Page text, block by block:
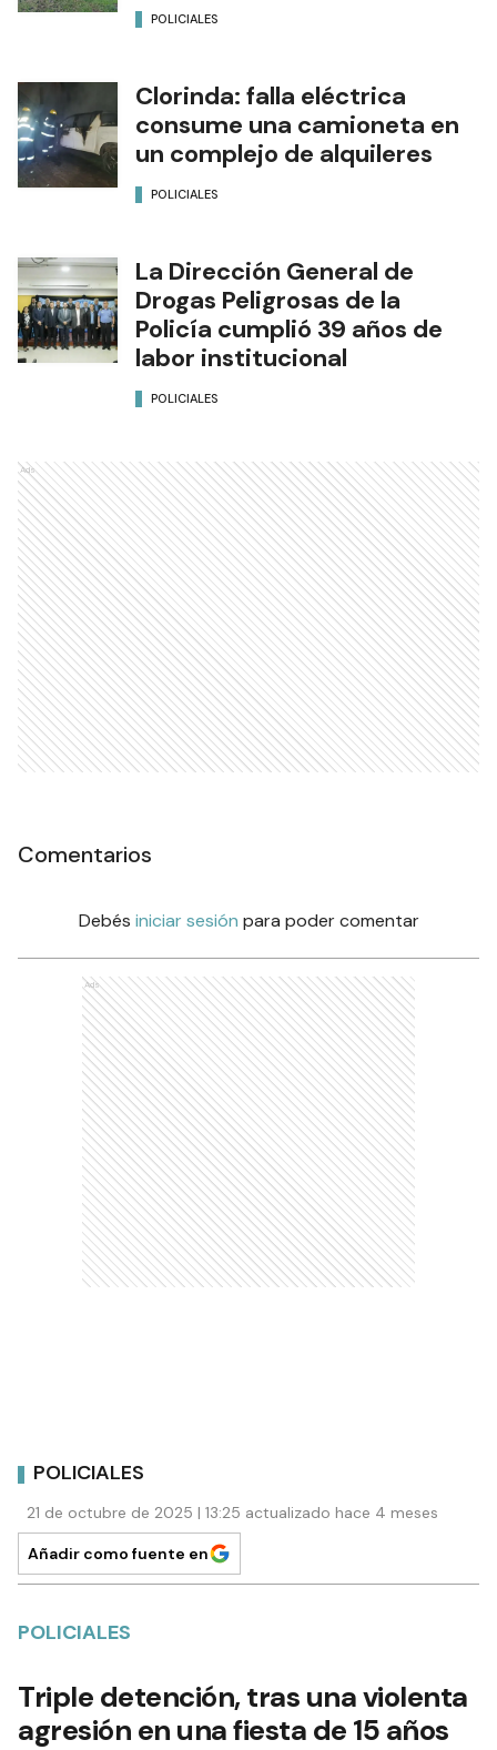
POLICIALES
Clorinda: falla eléctrica
consume una camioneta en
un complejo de alquileres
POLICIALES
La Dirección General de
Drogas Peligrosas de la
Policía cumplió 39 años de
labor institucional
POLICIALES
Ads
Comentarios
Debés iniciar sesión para poder comentar
Ads
POLICIALES
21 de octubre de 2025 | 13:25 actualizado hace 4 meses
Añadir como fuente en
POLICIALES
Triple detención, tras una violenta
agresión en una fiesta de 15 años